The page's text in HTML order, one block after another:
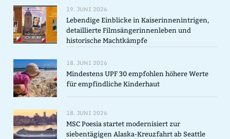
19. JUNI 2026
Lebendige Einblicke in Kaiserinnenintrigen,
detaillierte Filmsängerinnenleben und
historische Machtkämpfe
18. JUNI 2026
Mindestens UPF 30 empfohlen höhere Werte
für empfindliche Kinderhaut
18. JUNI 2026
MSC Poesia startet modernisiert zur
siebentägigen Alaska-Kreuzfahrt ab Seattle